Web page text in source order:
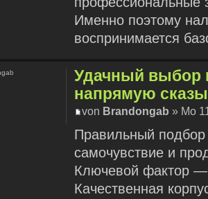
Именно поэтому
воспринимается
Удачный выбор
напрямую
von Brandongab » Mo
Правильный
самочувствие и
Ключевой фактор —
Качественная